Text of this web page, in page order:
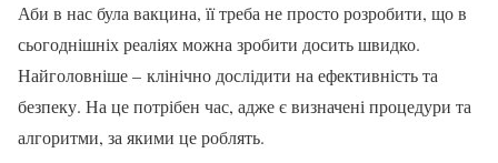
Аби в нас була вакцина, її треба не просто розробити, що в
сьогоднішніх реаліях можна зробити досить швидко.
Найголовніше – клінічно дослідити на ефективність та
безпеку. На це потрібен час, адже є визначені процедури та
алгоритми, за якими це роблять.